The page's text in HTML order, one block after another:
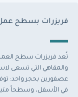
فريزرات بسطح
تُعد فريزرات سطح العمل
والمقاهي التي تسعى
عصفورين بحجر واحد:
في الأسفل، وسطحاً